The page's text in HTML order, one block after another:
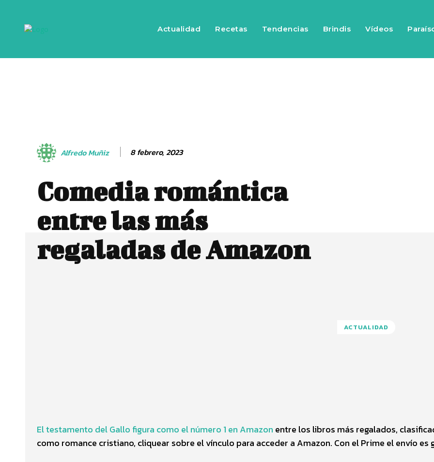
Actualidad Recetas Tendencias Brindis Vídeos
Alfredo Muñiz 8 febrero, 2023
Comedia romántica
entre las más
regaladas de Amazon
ACTUALIDAD
El testamento del Gallo figura como el número 1 en Amazon entre los libros más regalados,
como romance cristiano, cliquear sobre el vínculo para acceder a Amazon. Con el Prime el envío es